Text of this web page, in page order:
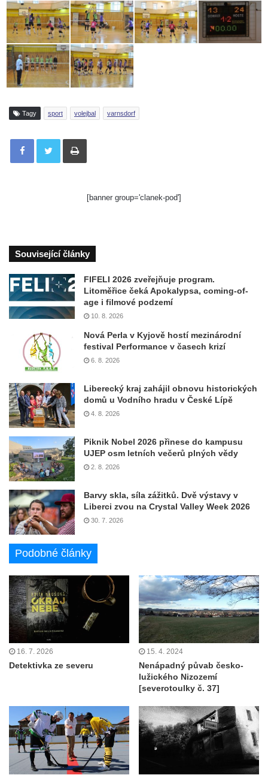
Tagy sport volejbal varnsdorf
Tisknout
[banner group='clanek-pod']
Související články
FIFELI 2026 zveřejňuje program.
Litoměřice čeká Apokalypsa, coming-of-
age i filmové podzemí
10. 8. 2026
Nová Perla v Kyjově hostí mezinárodní
festival Performance v časech krizí
6. 8. 2026
Liberecký kraj zahájil obnovu historických
domů u Vodního hradu v České Lípě
4. 8. 2026
Piknik Nobel 2026 přinese do kampusu
UJEP osm letních večerů plných vědy
2. 8. 2026
Barvy skla, síla zážitků. Dvě výstavy v
Liberci zvou na Crystal Valley Week 2026
30. 7. 2026
Podobné články
16. 7. 2026
Detektivka ze severu
15. 4. 2024
Nenápadný půvab česko-
lužického Nizozemí
[severotoulky č. 37]